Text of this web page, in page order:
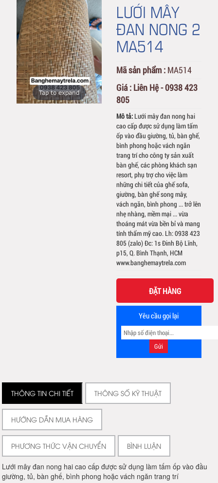
Tap to expand
LƯỚI MÂY
ĐAN NONG 2
MA514
Mã sản phẩm : MA514
Giá : Liên Hệ - 0938 423
805
Mô tả: Lưới mây đan nong hai
cao cấp được sử dụng làm tấm
ốp vào đầu giường, tủ, bàn ghế,
bình phong hoặc vách ngăn
trang trí cho công ty sản xuất
bàn ghế, các phòng khách sạn
resort, phụ trợ cho việc làm
những chi tiết của ghế sofa,
giường, bàn ghế song mây,
vách ngăn, bình phong ... trở lên
nhẹ nhàng, mềm mại ... vừa
thoáng mát vừa bền bỉ và mang
tính thẩm mỹ cao. Lh: 0938 423
805 (zalo) Đc: 1s Đinh Bộ Lĩnh,
p15, Q. Bình Thạnh, HCM
www.banghemaytrela.com
ĐẶT HÀNG
Yêu cầu gọi lại
THÔNG TIN CHI TIẾT THÔNG SỐ KỸ THUẬT
HƯỚNG DẪN MUA HÀNG
PHƯƠNG THỨC VẬN CHUYỂN BÌNH LUẬN
Lưới mây đan nong hai cao cấp được sử dụng làm tấm ốp vào đầu
giường, tủ, bàn ghế, bình phong hoặc vách ngăn trang trí